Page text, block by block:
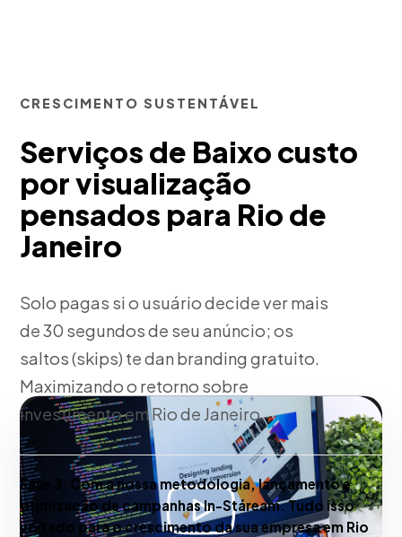
CRESCIMENTO SUSTENTÁVEL
Serviços de Baixo custo
por visualização
pensados para Rio de
Janeiro
Solo pagas si o usuário decide ver mais
de 30 segundos de seu anúncio; os
saltos (skips) te dan branding gratuito.
Maximizando o retorno sobre
investimento em Rio de Janeiro.
Fase 3: Com a nossa metodologia, lançamento e
otimização de campanhas In-Stáream. Tudo isso
voltado para o crescimento da sua empresa em Rio